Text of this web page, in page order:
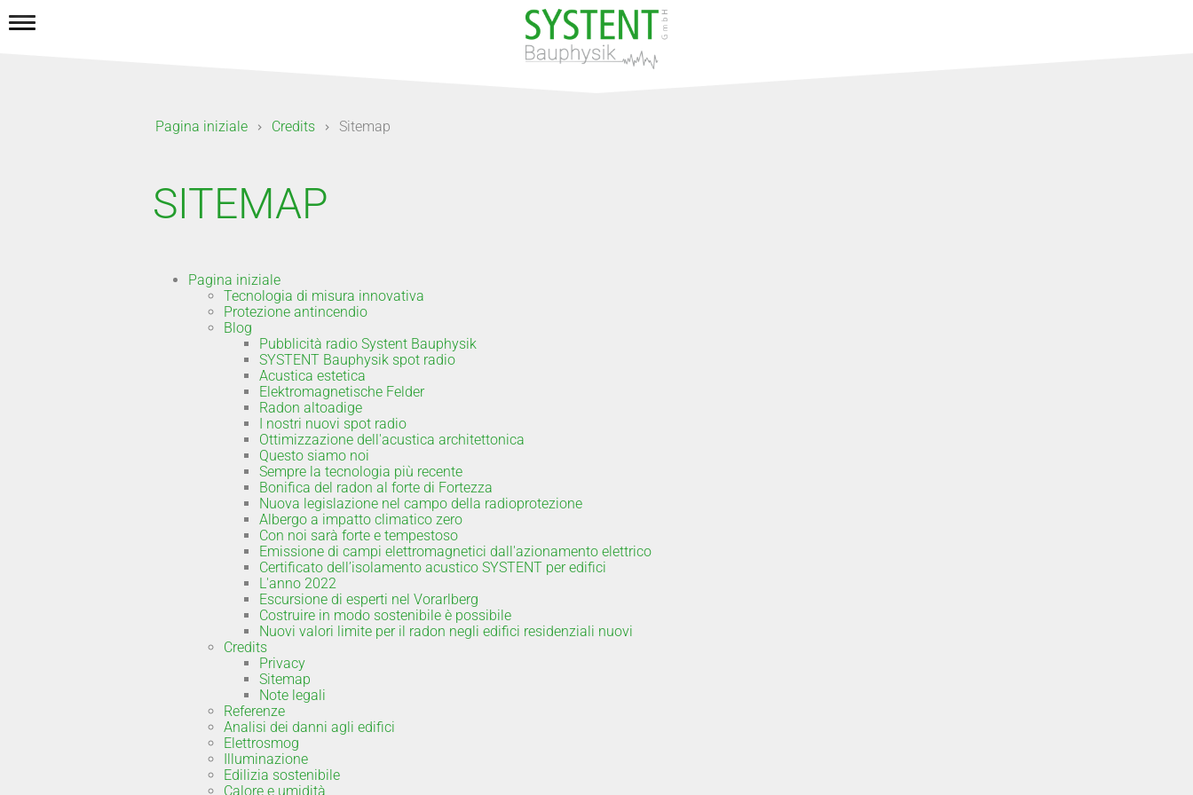
Pagina iniziale Credits Sitemap
SITEMAP
Pagina iniziale
Tecnologia di misura innovativa
Protezione antincendio
Blog
Pubblicità radio Systent Bauphysik
SYSTENT Bauphysik spot radio
Acustica estetica
Elektromagnetische Felder
Radon altoadige
I nostri nuovi spot radio
Ottimizzazione dell'acustica architettonica
Questo siamo noi
Sempre la tecnologia più recente
Bonifica del radon al forte di Fortezza
Nuova legislazione nel campo della radioprotezione
Albergo a impatto climatico zero
Con noi sarà forte e tempestoso
Emissione di campi elettromagnetici dall'azionamento elettrico
Certificato dell’isolamento acustico SYSTENT per edifici
L'anno 2022
Escursione di esperti nel Vorarlberg
Costruire in modo sostenibile è possibile
Nuovi valori limite per il radon negli edifici residenziali nuovi
Credits
Privacy
Sitemap
Note legali
Referenze
Analisi dei danni agli edifici
Elettrosmog
Illuminazione
Edilizia sostenibile
Calore e umidità